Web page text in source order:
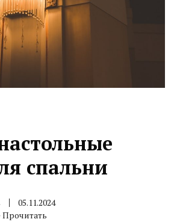
спальни
05.11.2024
Прочитать